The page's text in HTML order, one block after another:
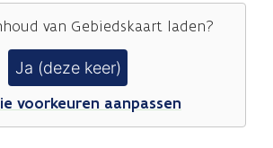
van Gebiedskaartladen?
Ja (deze keer)
voorkeuren aanpassen